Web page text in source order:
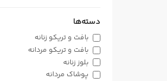
دسته‌ها
بافت و تریکو زنانه
بافت و تریکو مردانه
بلوز زنانه
پوشاک مردانه